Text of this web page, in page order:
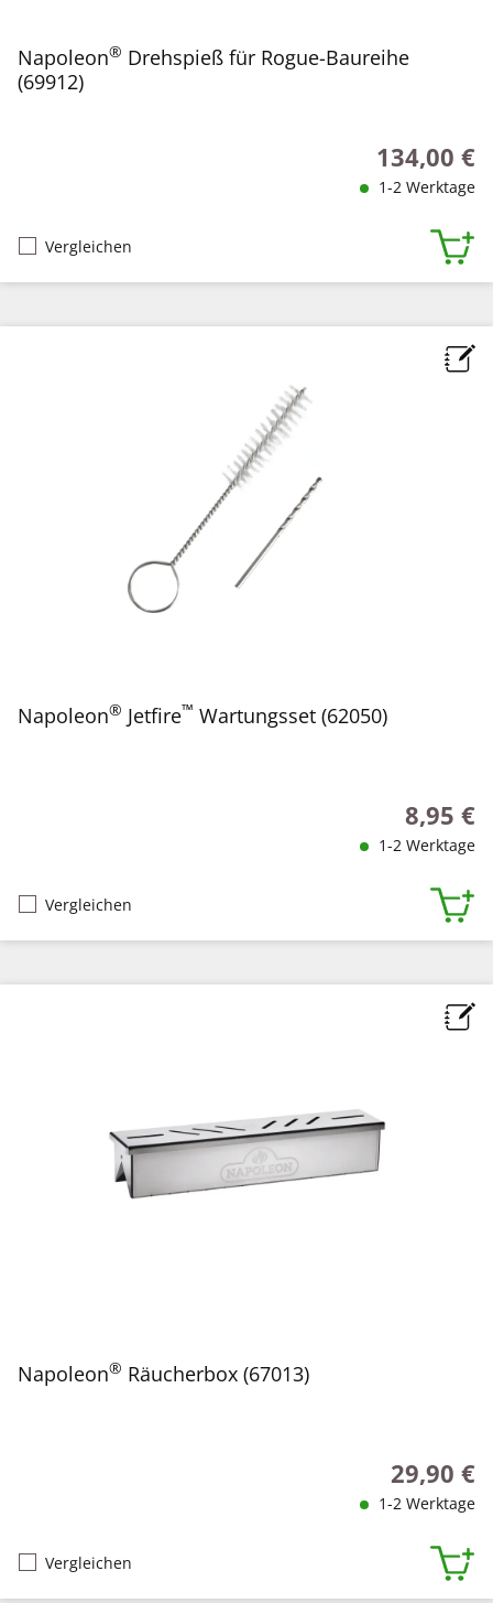
Napoleon® Drehspieß für Rogue-Baureihe
(69912)
Regulärer
134,00 €
1-2 Werktage
Vergleichen
Napoleon® Jetfire™ Wartungsset (62050)
8,95 €
1-2 Werktage
Vergleichen
Napoleon® Räucherbox (67013)
Regulärer
29,90 €
1-2 Werktage
Vergleichen